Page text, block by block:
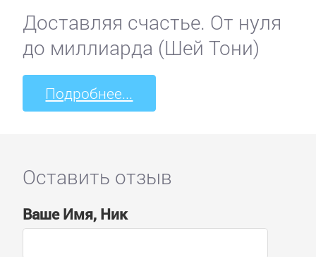
Доставляя счастье. От нуля
до миллиарда (Шей Тони)
Подробнее...
Оставить отзыв
Ваше Имя, Ник